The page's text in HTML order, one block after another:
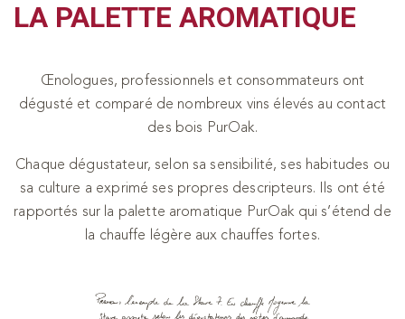
LA PALETTE AROMATIQUE
Œnologues, professionnels et consommateurs ont
dégusté et comparé de nombreux vins élevés au contact
des bois PurOak.
Chaque dégustateur, selon sa sensibilité, ses habitudes ou
sa culture a exprimé ses propres descripteurs. Ils ont été
rapportés sur la palette aromatique PurOak qui s’étend de
la chauffe légère aux chauffes fortes.